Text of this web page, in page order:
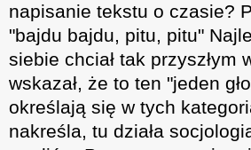
napisanie tekstu o czasie?
"bajdu bajdu, pitu, pitu"
siebie chciał tak
wskazał, że to ten "jeden
określają się w tych
nakreśla, tu działa